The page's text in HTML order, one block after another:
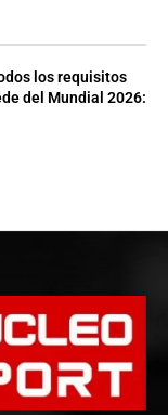
los requisitos
del Mundial 2026: